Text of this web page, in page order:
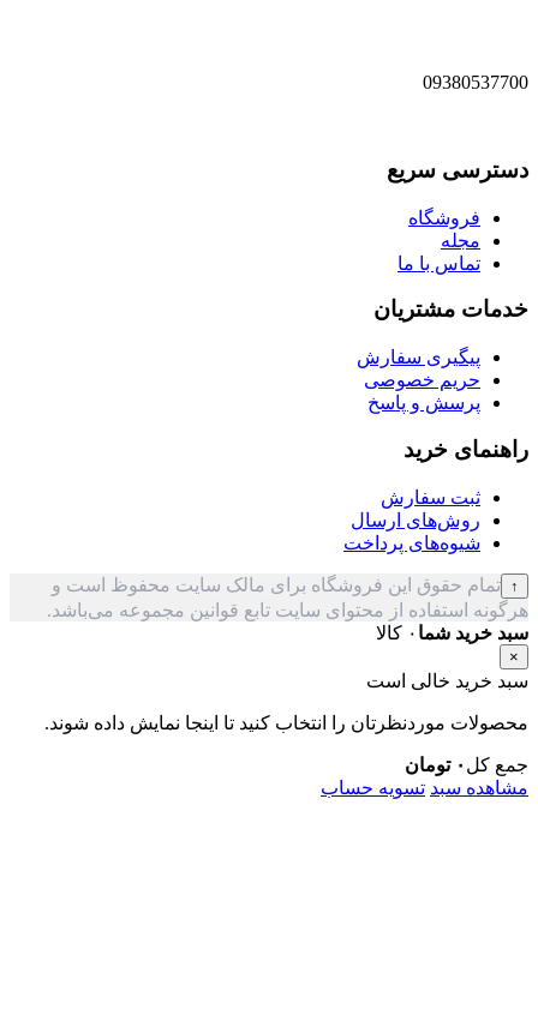
09380537700
دسترسی سریع
فروشگاه
مجله
تماس با ما
خدمات مشتریان
پیگیری سفارش
حریم خصوصی
پرسش و پاسخ
راهنمای خرید
ثبت سفارش
روش‌های ارسال
شیوه‌های پرداخت
↑ تمام حقوق این فروشگاه برای مالک سایت محفوظ است و
هرگونه استفاده از محتوای سایت تابع قوانین مجموعه می‌باشد.
سبد خرید شما ۰ کالا
×
سبد خرید خالی است
محصولات موردنظرتان را انتخاب کنید تا اینجا نمایش داده شوند.
جمع کل ۰ تومان
مشاهده سبد تسویه حساب